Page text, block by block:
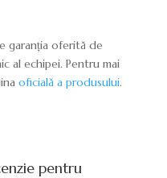
garanția oferită de
al echipei. Pentru mai
oficială a produsului.
pentru